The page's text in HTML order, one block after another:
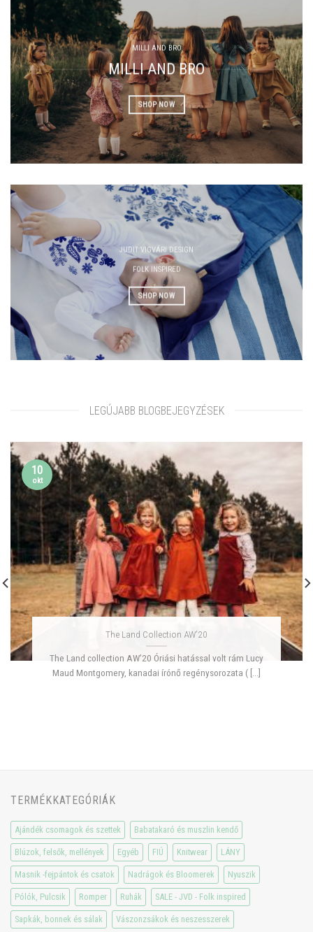
MILLI AND BRO
MILLI AND BRO
SHOP NOW
JUDIT VIGVÁRI DESIGN
FOLK INSPIRED
SHOP NOW
LEGÚJABB BLOGBEJEGYZÉSEK
The Land Collection AW’20
The Land collection AW’20 Óriási hatással volt rám Lucy
Maud Montgomery, kanadai írónő regénysorozata ( [...]
10
okt
TERMÉKKATEGÓRIÁK
Ajándék csomagok és szettek Babatakaró és muszlin kendő
Blúzok, felsők, mellények Egyéb FIÚ Knitwear LÁNY
Masnik -fejpántok és csatok Nadrágok és Bloomerek Nyuszik
Pólók, Pulcsik Romper Ruhák SALE - JVD - Folk inspired
Sapkák, bonnek és sálak Vászonzsákok és neszesszerek